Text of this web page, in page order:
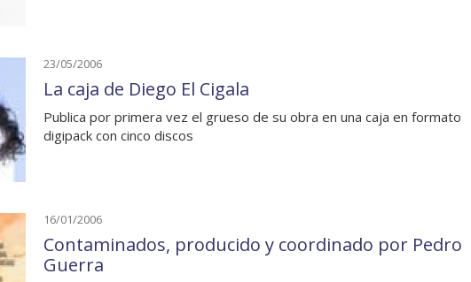
23/05/2006
La caja de Diego El Cigala
Publica por primera vez el grueso de su obra en una caja en formato
digipack con cinco discos
16/01/2006
Contaminados, producido y coordinado por Pedro
Guerra